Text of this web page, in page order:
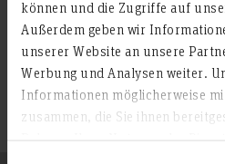
können und die Zugriffe auf
Außerdem geben wir
unserer Website an unsere
Werbung und Analysen weiter.
Informationen möglicherweise
zusammen, die Sie ihnen
Salzburg, September 2017
R. Baur, J. Blath, C. Bohn, F.
"Modeling and Identification of a
Injection System," SAE Technical
doi:10.4271/2014-01-0196.